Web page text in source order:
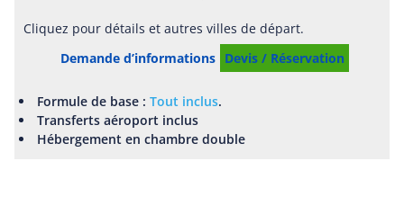
Demande d’informations Devis / Réservation
Cliquez pour détails et autres villes de départ.
Formule de base :Tout inclus.
Transferts aéroport inclus
Hébergement en chambre double